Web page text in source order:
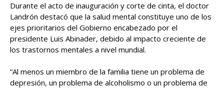
Durante el acto de inauguración y corte de cinta, el doctor
Landrón destacó que la salud mental constituye uno de los
ejes prioritarios del Gobierno encabezado por el
presidente Luis Abinader, debido al impacto creciente de
los trastornos mentales a nivel mundial.
“Al menos un miembro de la familia tiene un problema de
depresión, un problema de alcoholismo o un problema de